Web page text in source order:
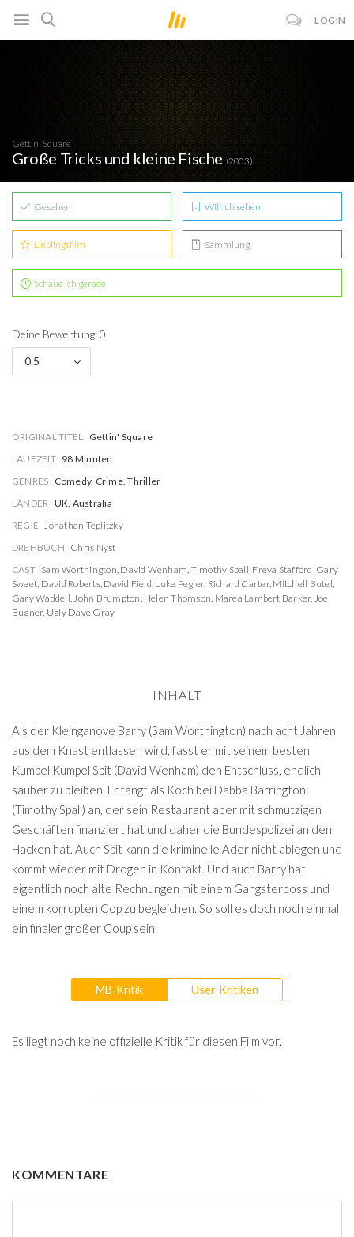
LOGIN
Gettin' Square
Große Tricks und kleine Fische (2003)
Gesehen Will ich sehen
Lieblingsfilm Sammlung
Schaue ich gerade
Deine Bewertung: 0
0.5
ORIGINAL TITEL Gettin' Square
LAUFZEIT 98 Minuten
GENRES Comedy, Crime, Thriller
LÄNDER UK, Australia
REGIE Jonathan Teplitzky
DREHBUCH Chris Nyst
CAST Sam Worthington, David Wenham, Timothy Spall, Freya Stafford, Gary
Sweet, David Roberts, David Field, Luke Pegler, Richard Carter, Mitchell Butel,
Gary Waddell,John Brumpton, Helen Thomson, Marea Lambert Barker, Joe
Bugner, Ugly Dave Gray
INHALT
Als der Kleinganove Barry (Sam Worthington) nach acht Jahren
aus dem Knast entlassen wird, fasst er mit seinem besten
Kumpel Kumpel Spit (David Wenham) den Entschluss, endlich
sauber zu bleiben. Er fängt als Koch bei Dabba Barrington
(Timothy Spall) an, der sein Restaurant aber mit schmutzigen
Geschäften finanziert hat und daher die Bundespolizei an den
Hacken hat. Auch Spit kann die kriminelle Ader nicht ablegen und
kommt wieder mit Drogen in Kontakt. Und auch Barry hat
eigentlich noch alte Rechnungen mit einem Gangsterboss und
einem korrupten Cop zu begleichen. So soll es doch noch einmal
ein finaler großer Coup sein.
MB-Kritik User-Kritiken
Es liegt noch keine offizielle Kritik für diesen Film vor.
KOMMENTARE